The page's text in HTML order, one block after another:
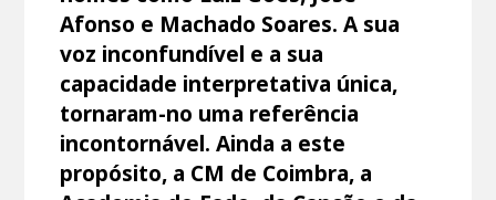
Afonso e Machado Soares. A sua
voz inconfundível e a sua
capacidade interpretativa única,
tornaram-no uma referência
incontornável. Ainda a este
propósito, a CM de Coimbra, a